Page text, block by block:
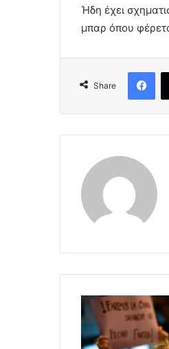
Ήδη έχει
μπαρ όπου
Share